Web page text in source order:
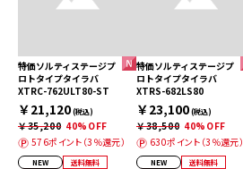
特価ソルティステージプ
ロトタイプタイラバ
XTRC-762ULT80-ST
￥21,120(税込)
￥35,200 40%OFF
576ポイント（3％還元）
NEW
送料無料
特価ソルティステージプ
ロトタイプタイラバ
XTRS-682LS80
￥23,100(税込)
￥38,500 40%OFF
630ポイント（3％還元）
NEW
送料無料